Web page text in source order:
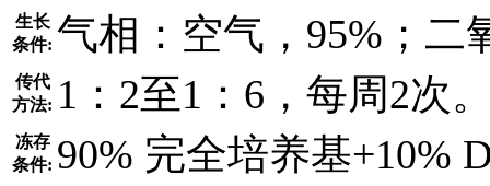
生长
条件: 气相：空气，95%；
传代
方法: 1：2至1：6，每周2次
冻存
条件: 90% 完全培养基+10%